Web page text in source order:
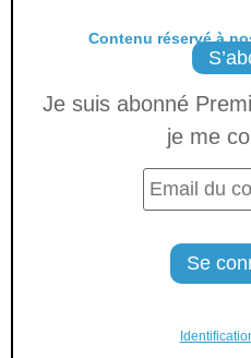
Contenu réservé à
Je suis abonné
je me